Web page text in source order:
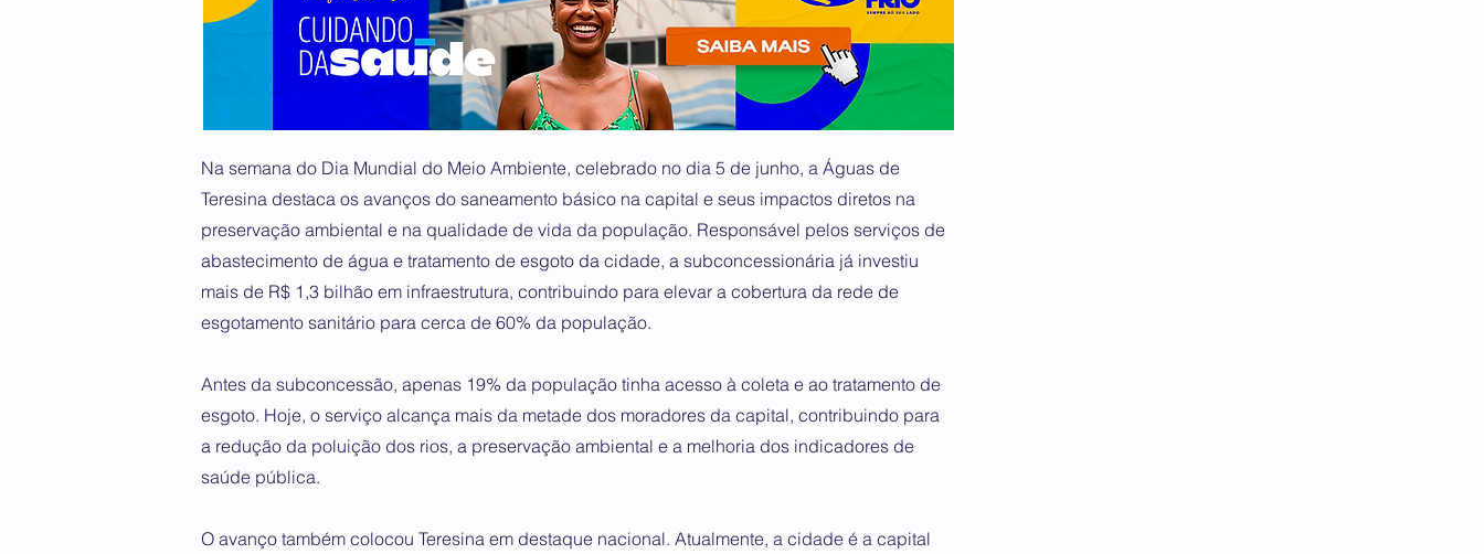
Na semana do Dia Mundial do Meio Ambiente, celebrado no dia 5 de junho, a Águas de
Teresina destaca os avanços do saneamento básico na capital e seus impactos diretos na
preservação ambiental e na qualidade de vida da população. Responsável pelos serviços de
abastecimento de água e tratamento de esgoto da cidade, a subconcessionária já investiu
mais de R$ 1,3 bilhão em infraestrutura, contribuindo para elevar a cobertura da rede de
esgotamento sanitário para cerca de 60% da população.
Antes da subconcessão, apenas 19% da população tinha acesso à coleta e ao tratamento de
esgoto. Hoje, o serviço alcança mais da metade dos moradores da capital, contribuindo para
a redução da poluição dos rios, a preservação ambiental e a melhoria dos indicadores de
saúde pública.
O avanço também colocou Teresina em destaque nacional. Atualmente, a cidade é a capital